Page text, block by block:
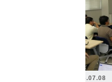
2026.07.08